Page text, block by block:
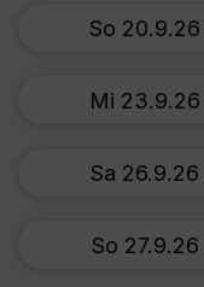
So 20.9.26
Mi 23.9.26
Sa 26.9.26
So 27.9.26